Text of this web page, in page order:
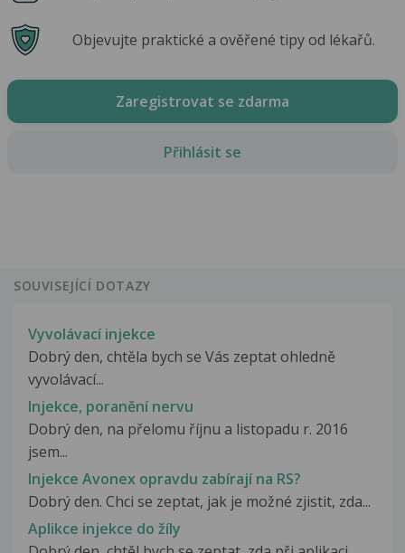
Objevujte praktické a ověřené tipy od lékařů.
Zaregistrovat se zdarma
Přihlásit se
SOUVISEJÍCÍ DOTAZY
Vyvolávací injekce
Dobrý den, chtěla bych se Vás zeptat ohledně
vyvolávací...
Injekce, poranění nervu
Dobrý den, na přelomu říjnu a listopadu r. 2016
jsem...
Injekce Avonex opravdu zabírají na RS?
Dobrý den. Chci se zeptat, jak je možné zjistit, zda...
Aplikce injekce do žíly